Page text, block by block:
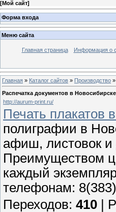
[Мой сайт]
Форма входа
Меню сайта
Главная страница Информация о
Главная » Каталог сайтов » Производство »
Распечатка документов в
http://aurum-print.ru/
Печать плакатов
полиграфии в
афиш, листовок и
Преимуществом
каждый
телефонам:
Переходов: 410 |